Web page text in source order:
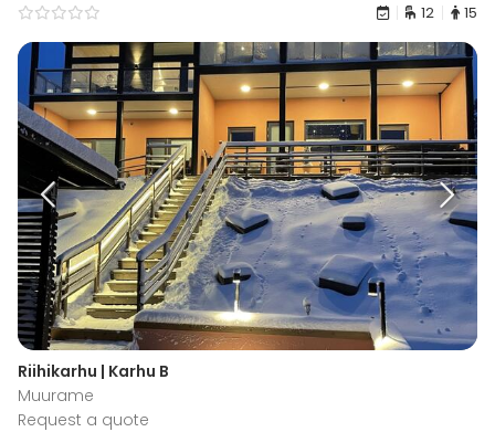
12 15
Riihikarhu | Karhu B
Muurame
Request a quote